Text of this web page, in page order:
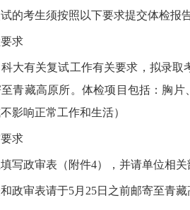
考生须按照以下要求提交体检报
求
有关复试工作有关要求，拟录取
青藏高原所。体检项目包括：胸
影响正常工作和生活）
求
政审表（附件4），并请单位相关
审表请于5月25日之前邮寄至青藏